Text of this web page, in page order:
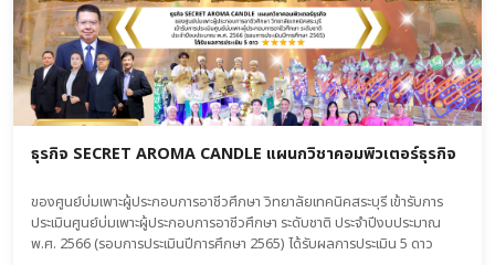
ธุรกิจ SECRET AROMA CANDLE แผนกวิชาคอมพิวเตอร์ธุรกิจ
ของศูนย์บ่มเพาะผู้ประกอบการอาชีวศึกษา วิทยาลัยเทคนิคสระบุรี เข้ารับการ
ประเมินศูนย์บ่มเพาะผู้ประกอบการอาชีวศึกษา ระดับชาติ ประจำปีงบประมาณ
พ.ศ. 2566 (รอบการประเมินปีการศึกษา 2565) ได้รับผลการประเมิน 5 ดาว